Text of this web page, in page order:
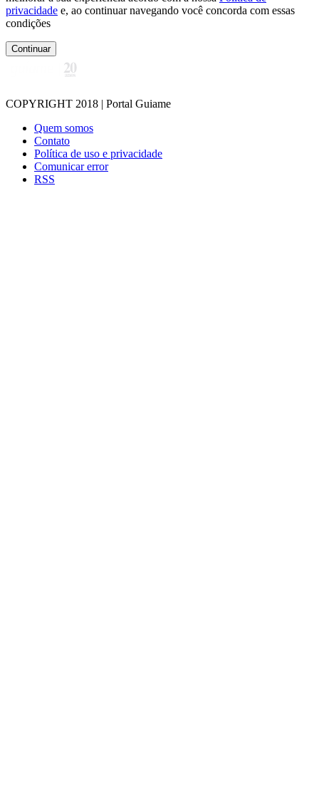
privacidade e, ao continuar navegando você concorda com essas
condições
Continuar
COPYRIGHT 2018 | Portal Guiame
Quem somos
Contato
Política de uso e privacidade
Comunicar error
RSS